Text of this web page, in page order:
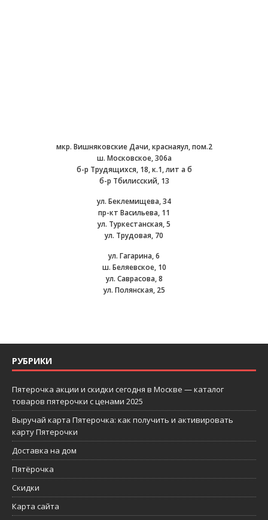
мкр. Вишняковские Дачи, краснаяул, пом.2
ш. Московское, 306а
б-р Трудящихся, 18, к.1, лит а б
б-р Тбилисский, 13
ул. Беклемищева, 34
пр-кт Васильева, 11
ул. Туркестанская, 5
ул. Трудовая, 70
ул. Гагарина, 6
ш. Беляевское, 10
ул. Саврасова, 8
ул. Полянская, 25
РУБРИКИ
Пятерочка акции и скидки сегодня в Москве — каталог
товаров пятерочки с ценами 2025
Выручай карта Пятерочка: как получить и активировать
карту Пятерочки
Доставка на дом
Пятёрочка
Скидки
Карта сайта